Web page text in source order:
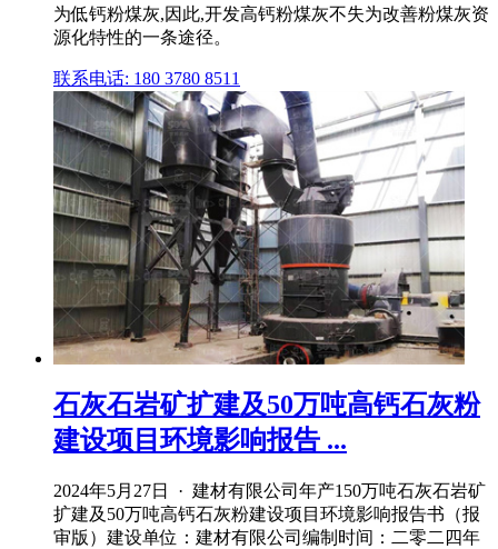
为低钙粉煤灰,因此,开发高钙粉煤灰不失为改善粉煤灰资
源化特性的一条途径。
联系电话: 180 3780 8511
石灰石岩矿扩建及50万吨高钙石灰粉
建设项目环境影响报告 ...
2024年5月27日 · 建材有限公司年产150万吨石灰石岩矿
扩建及50万吨高钙石灰粉建设项目环境影响报告书（报
审版）建设单位：建材有限公司编制时间：二零二四年